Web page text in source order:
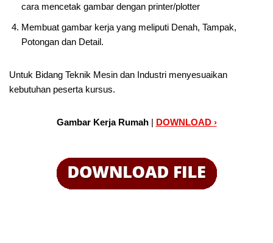
cara mencetak gambar dengan printer/plotter
Membuat gambar kerja yang meliputi Denah, Tampak,
Potongan dan Detail.
Untuk Bidang Teknik Mesin dan Industri menyesuaikan
kebutuhan peserta kursus.
Gambar Kerja Rumah | DOWNLOAD ›